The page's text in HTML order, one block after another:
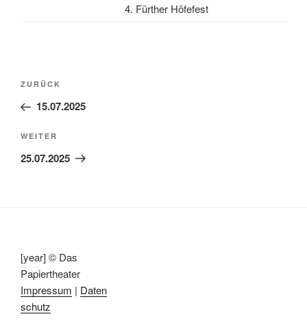
4. Fürther Höfefest
Beitragsnavigation
Vorheriger
Beitrag
ZURÜCK
15.07.2025
Nächster
Beitrag
WEITER
25.07.2025
[year] © Das
Papiertheater
Impressum | Daten
schutz